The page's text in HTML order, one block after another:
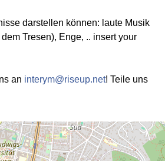
darstellen können: laute Musik
Tresen), Enge, .. insert your
an interym@riseup.net! Teile uns